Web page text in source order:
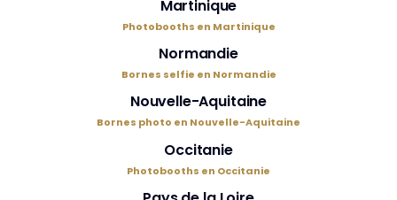
Martinique
Photobooths en Martinique
Normandie
Bornes selfie en Normandie
Nouvelle-Aquitaine
Bornes photo en Nouvelle-Aquitaine
Occitanie
Photobooths en Occitanie